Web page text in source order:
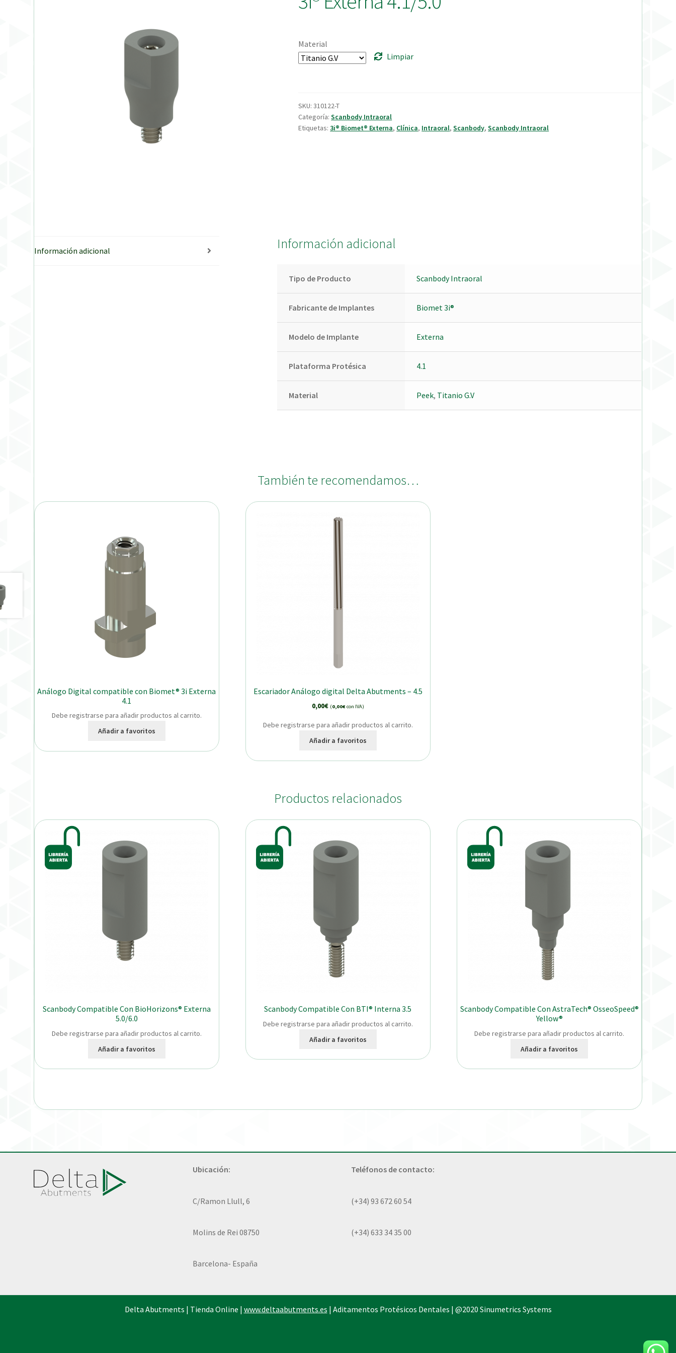
Material
Limpiar
SKU:310122-T
Categoría:Scanbody Intraoral
Etiquetas:3i® Biomet® Externa, Clínica, Intraoral,Scanbody,Scanbody Intraoral
Información adicional Información adicional
Tipo de Producto Scanbody Intraoral
Fabricante de Implantes Biomet 3i®
Modelo de Implante Externa
Plataforma Protésica 4.1
Material Peek, Titanio G.V
También te recomendamos…
Análogo Digital compatible con Biomet® 3i Externa
4.1
Debe registrarse para añadir productos al carrito.
Añadir a favoritos
Escariador Análogo digital Delta Abutments – 4.5
0,00€ (0,00€con IVA)
Debe registrarse para añadir productos al carrito.
Añadir a favoritos
Productos relacionados
Scanbody Compatible Con BioHorizons® Externa
5.0/6.0
Debe registrarse para añadir productos al carrito.
Añadir a favoritos
Scanbody Compatible Con BTI® Interna 3.5
Debe registrarse para añadir productos al carrito.
Añadir a favoritos
Scanbody Compatible Con AstraTech® OsseoSpeed®
Yellow®
Debe registrarse para añadir productos al carrito.
Añadir a favoritos
Ubicación:
C/Ramon Llull, 6
Molins de Rei 08750
Barcelona- España
Teléfonos de contacto:
(+34) 93 672 60 54
(+34) 633 34 35 00
Delta Abutments | Tienda Online | www.deltaabutments.es | Aditamentos Protésicos Dentales | @2020 Sinumetrics Systems